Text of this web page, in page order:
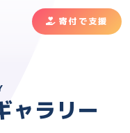
寄付で支援
ャラリー